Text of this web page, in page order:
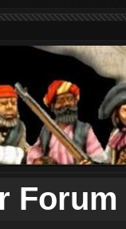
Forum